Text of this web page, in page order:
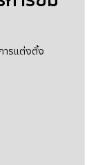
ารแต่งตั้ง